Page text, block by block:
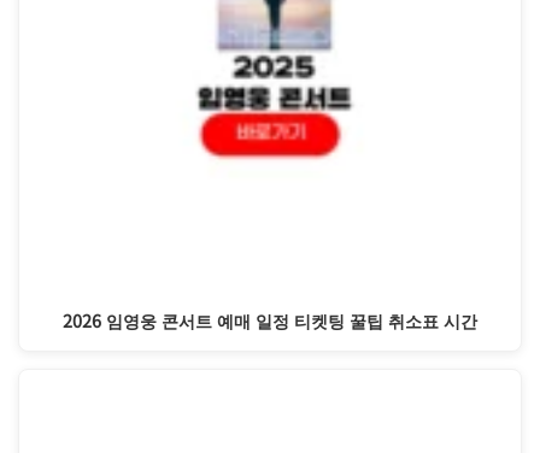
2026 임영웅 콘서트 예매 일정 티켓팅 꿀팁 취소표 시간